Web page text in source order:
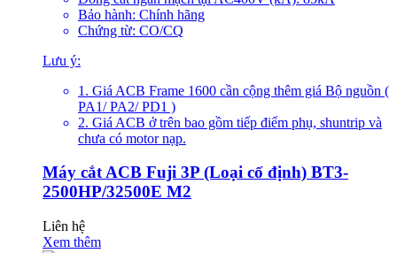
Bảo hành: Chính hãng
Chứng từ: CO/CQ
Lưu ý:
1. Giá ACB Frame 1600 cần cộng thêm giá Bộ nguồn (
PA1/ PA2/ PD1 )
2. Giá ACB ở trên bao gồm tiếp điểm phụ, shuntrip và
chưa có motor nạp.
Máy cắt ACB Fuji 3P (Loại cố định) BT3-
2500HP/32500E M2
Liên hệ
Xem thêm